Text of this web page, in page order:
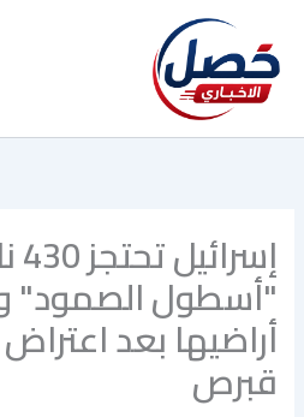
المحتوى
"أسطول الصمود"
أراضيها بعد
قبرص